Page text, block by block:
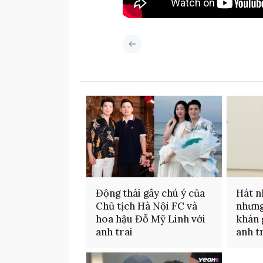
Động thái gây chú ý của
Chủ tịch Hà Nội FC và
hoa hậu Đỗ Mỹ Linh với
anh trai
Hát
khán
anh